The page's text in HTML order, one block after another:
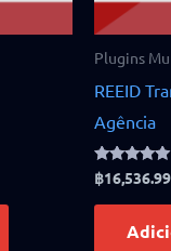
Plugins
REEID
Agência
Rated
5.00
out of 5
฿16,536.99